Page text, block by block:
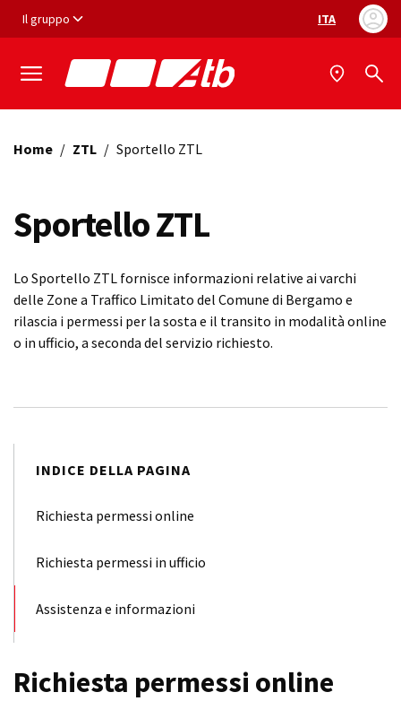
Vai ai contenuti
Vai al footer
Il gruppo Selezione
ITA
Home / ZTL / Sportello ZTL
Sportello ZTL
Lo Sportello ZTL fornisce informazioni relative ai varchi
delle Zone a Traffico Limitato del Comune di Bergamo e
rilascia i permessi per la sosta e il transito in modalità online
o in ufficio, a seconda del servizio richiesto.
INDICE DELLA PAGINA
Richiesta permessi online
Richiesta permessi in ufficio
Assistenza e informazioni
Richiesta permessi online